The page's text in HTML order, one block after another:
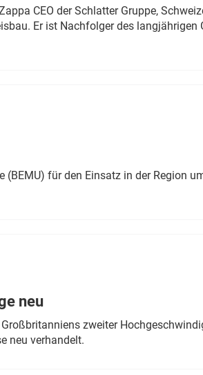
CEO der Schlatter Gruppe,
Er ist Nachfolger des langjährigen
für den Einsatz in der Region
neu
zweiter
neu verhandelt.